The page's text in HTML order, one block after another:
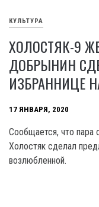
КУЛЬТУРА
ХОЛОСТЯК-9
ДОБРЫНИН
ИЗБРАННИЦЕ
17 ЯНВАРЯ, 2020
Сообщается, что пара
Холостяк сделал
возлюбленной.